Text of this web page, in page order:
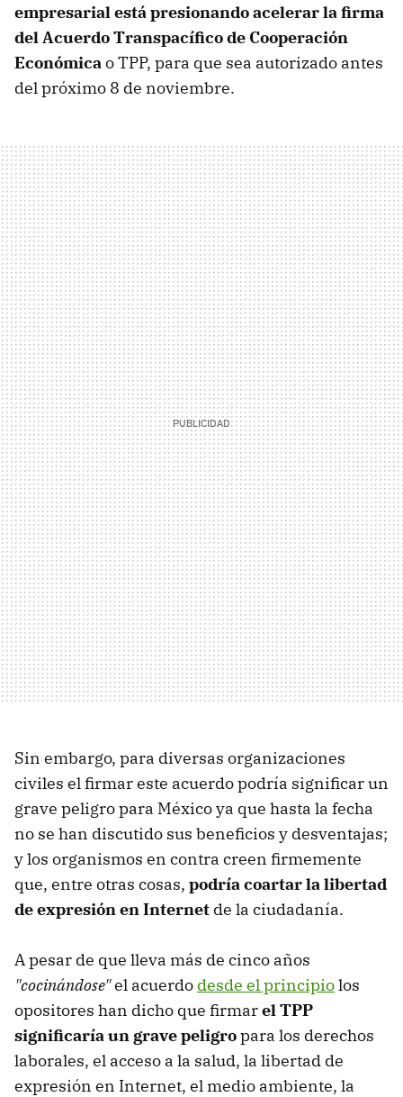
empresarial está presionando acelerar la firma
del Acuerdo Transpacífico de Cooperación
Económicao TPP, para que sea autorizado antes
del próximo 8 de noviembre.
Sin embargo, para diversas organizaciones
civiles el firmar este acuerdo podría significar un
grave peligro para México ya que hasta la fecha
no se han discutido sus beneficios y desventajas;
y los organismos en contra creen firmemente
que, entre otras cosas, podría coartar la libertad
de expresión en Internet de la ciudadanía.
A pesar de que lleva más de cinco años
"cocinándose"el acuerdo desde el principiolos
opositores han dicho que firmarel TPP
significaría un grave peligropara los derechos
laborales, el acceso a la salud, la libertad de
expresión en Internet, el medio ambiente, la